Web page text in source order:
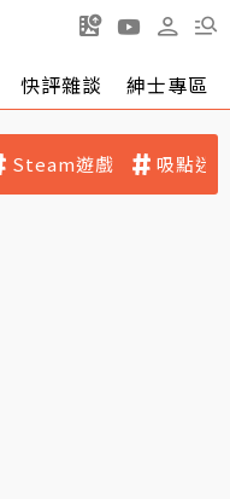
快評雜談 紳士專區
Steam遊戲 吸點迷